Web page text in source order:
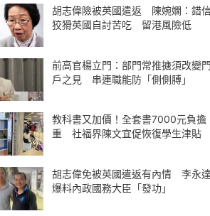
胡志偉險被英國遣返 陳婉嫻：錯
狡猾英國自討苦吃 留港風險低
前高官楊立門：部門常推搪須改變門
戶之見 串連職能防「側側膊」
教科書又加價！全套書7000元負擔
重 社福界陳文宜促恢復學生津貼
胡志偉免被英國遣返有內情 李永達
爆料內政國務大臣「發功」